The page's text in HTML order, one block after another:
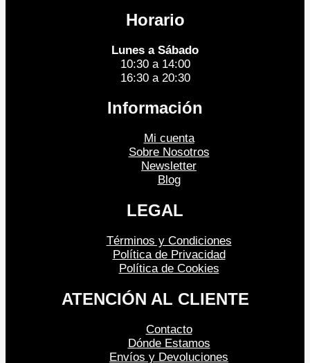
Horario
Lunes a Sábado
10:30 a 14:00
16:30 a 20:30
Información
Mi cuenta
Sobre Nosotros
Newsletter
Blog
LEGAL
Términos y Condiciones
Política de Privacidad
Política de Cookies
ATENCIÓN AL CLIENTE
Contacto
Dónde Estamos
Envíos y Devoluciones